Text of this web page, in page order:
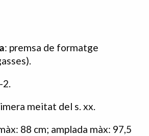
: premsa de formatge
2.
meitat del s. xx.
88 cm; amplada màx: 97,5